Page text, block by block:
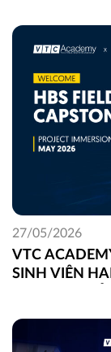
VTC
SINH VIÊN
27/05/2026